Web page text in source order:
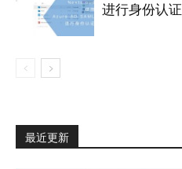
进行身份认证
最近更新